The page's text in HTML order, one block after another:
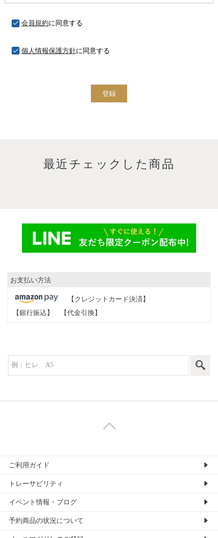
会員規約に同意する
個人情報保護方針に同意する
登録
最近チェックした商品
お支払い方法
【クレジットカード決済】
【銀行振込】
【代金引換】
ご利用ガイド
トレーサビリティ
イベント情報・ブログ
予約商品の状況について